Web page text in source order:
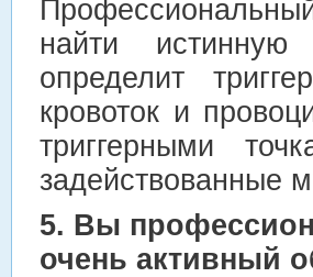
найти
определит
кровоток и
триггерными
задействованные
5. Вы
очень активный